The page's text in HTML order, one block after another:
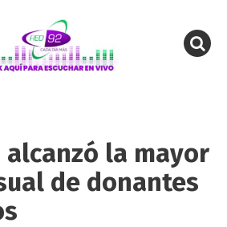
la mayor
de donantes